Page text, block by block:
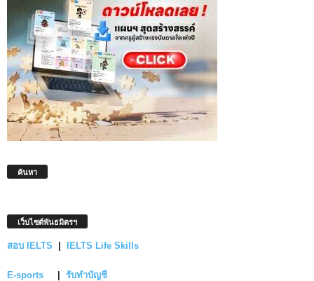
ค้นหา
เว็บไซต์พันธมิตรฯ
สอบ IELTS IELTS Life Skills
E-sports รับทำบัญชี